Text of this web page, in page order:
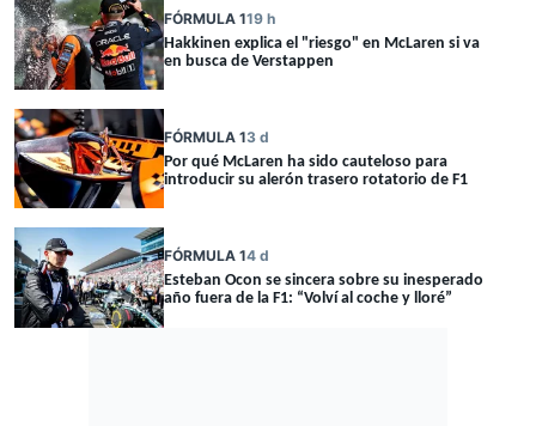
FÓRMULA 119 h
Hakkinen explica el "riesgo" en McLaren si va
en busca de Verstappen
FÓRMULA 13 d
Por qué McLaren ha sido cauteloso para
introducir su alerón trasero rotatorio de F1
FÓRMULA 14 d
Esteban Ocon se sincera sobre su inesperado
año fuera de la F1: “Volví al coche y lloré”